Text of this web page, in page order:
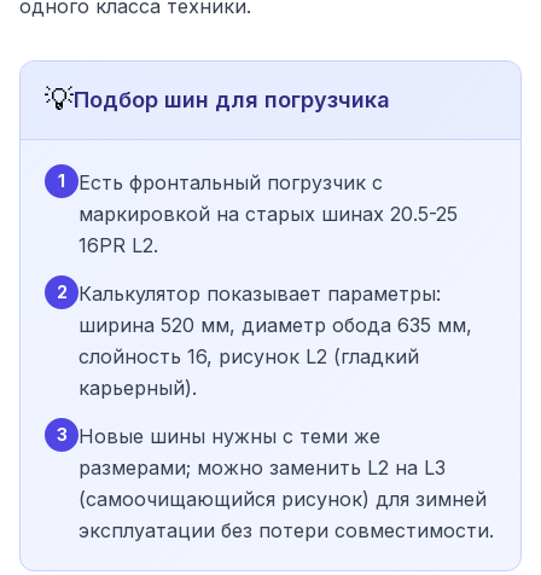
одного класса техники.
💡Подбор шин для погрузчика
1
Есть фронтальный погрузчик с
маркировкой на старых шинах 20.5-25
16PR L2.
2
Калькулятор показывает параметры:
ширина 520 мм, диаметр обода 635 мм,
слойность 16, рисунок L2 (гладкий
карьерный).
3
Новые шины нужны с теми же
размерами; можно заменить L2 на L3
(самоочищающийся рисунок) для зимней
эксплуатации без потери совместимости.